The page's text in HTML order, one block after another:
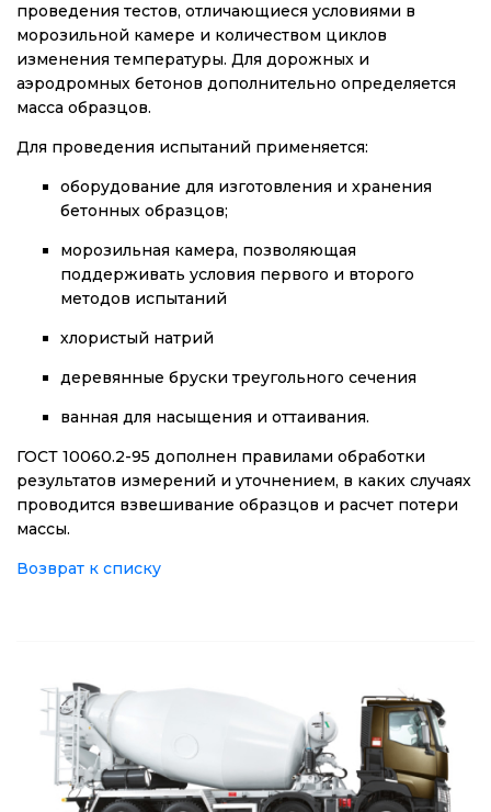
проведения тестов, отличающиеся условиями в
морозильной камере и количеством циклов
изменения температуры. Для дорожных и
аэродромных бетонов дополнительно определяется
масса образцов.
Для проведения испытаний применяется:
оборудование для изготовления и хранения
бетонных образцов;
морозильная камера, позволяющая
поддерживать условия первого и второго
методов испытаний
хлористый натрий
деревянные бруски треугольного сечения
ванная для насыщения и оттаивания.
ГОСТ 10060.2-95 дополнен правилами обработки
результатов измерений и уточнением, в каких случаях
проводится взвешивание образцов и расчет потери
массы.
Возврат к списку